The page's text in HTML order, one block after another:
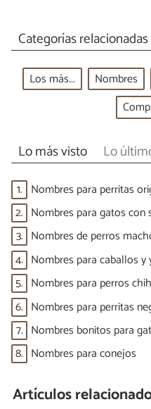
Categorías relacionadas
Los más... Nombres
Lo más visto Lo
1. Nombres para perritas
2. Nombres para gatos con
3. Nombres de perros
4. Nombres para caballos y
5. Nombres para perros
6. Nombres para perritas
7. Nombres bonitos para
8. Nombres para conejos
Artículos